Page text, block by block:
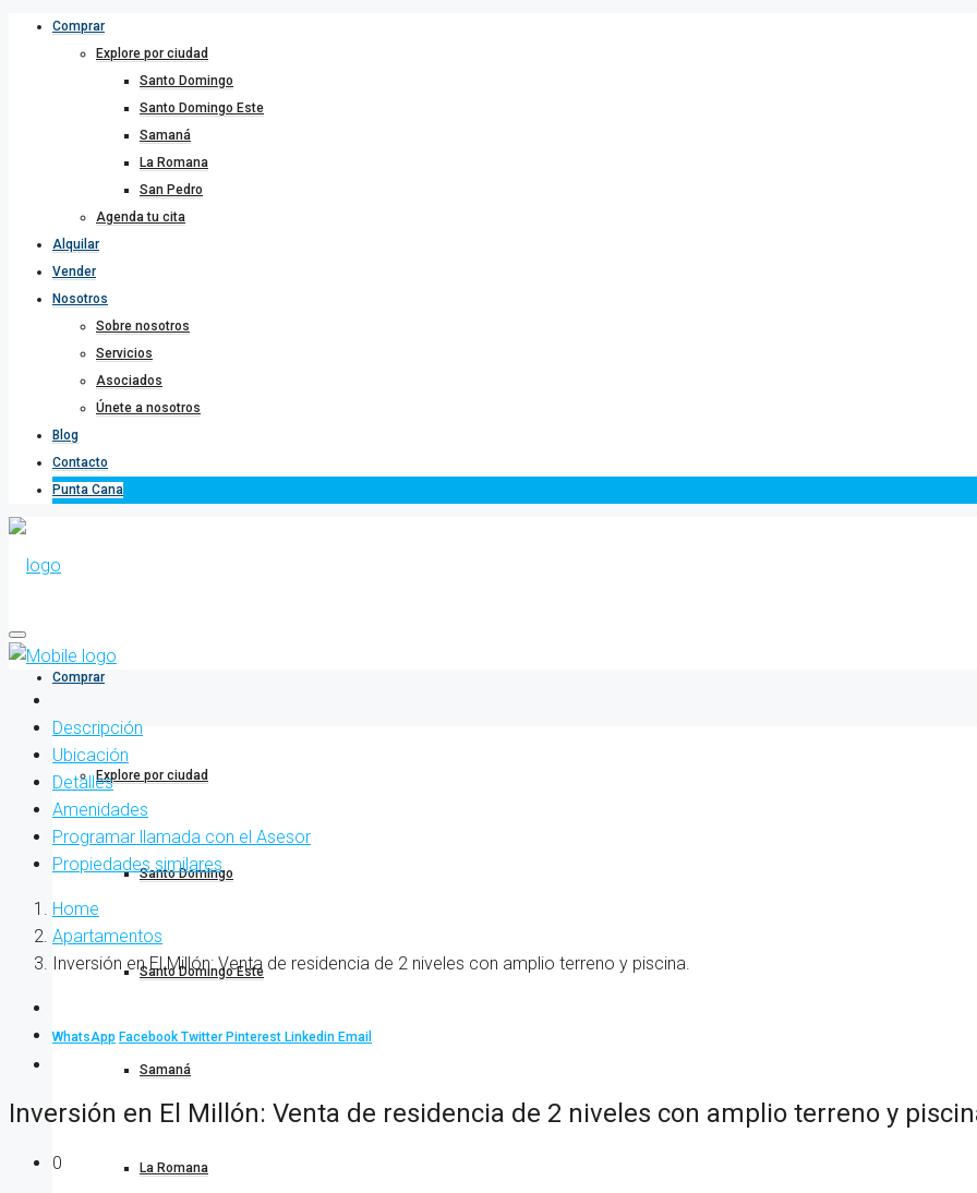
Comprar
Explore por ciudad
Santo Domingo
Santo Domingo Este
Samaná
La Romana
San Pedro
Agenda tu cita
Alquilar
Vender
Nosotros
Sobre nosotros
Servicios
Asociados
Únete a nosotros
Blog
Contacto
Punta Cana
Comprar
Explore por ciudad
Santo Domingo
Santo Domingo Este
Samaná
La Romana
Descripción
Ubicación
Detalles
Amenidades
Programar llamada con el Asesor
Propiedades similares
Home
Apartamentos
Inversión en El Millón: Venta de residencia de 2 niveles con amplio terreno y piscina.
WhatsApp Facebook Twitter Pinterest Linkedin Email
Inversión en El Millón: Venta de residencia de 2 niveles con amplio terreno y
0